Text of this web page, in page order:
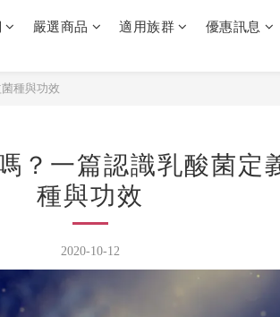
嚴選商品 適用族群 優惠訊息
種與功效
？一篇認識乳酸菌定
種與功效
2020-10-12